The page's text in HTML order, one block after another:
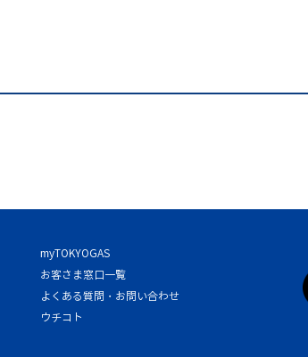
myTOKYOGAS
お客さま窓口一覧
よくある質問・お問い合わせ
ウチコト